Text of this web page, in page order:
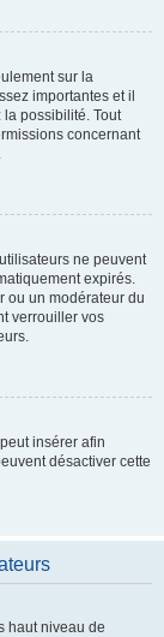
sur la
importantes et il
possibilité. Tout
concernant
ne peuvent
expirés.
ou un modérateur du
verrouiller vos
insérer afin
désactiver cette
haut niveau de